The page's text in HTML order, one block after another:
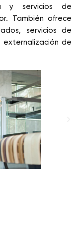
y servicios de
También ofrece
servicios de
externalización de